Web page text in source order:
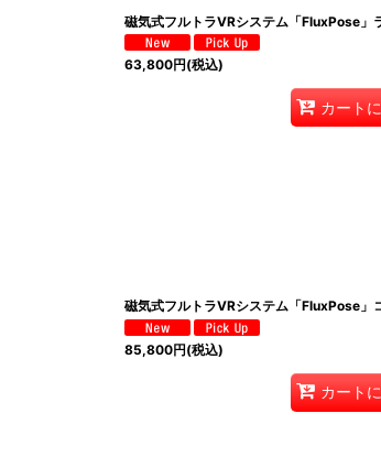
磁気式フルトラVRシステム「FluxPose」
63,800円(税込)
カート
磁気式フルトラVRシステム「FluxPose」
85,800円(税込)
カート